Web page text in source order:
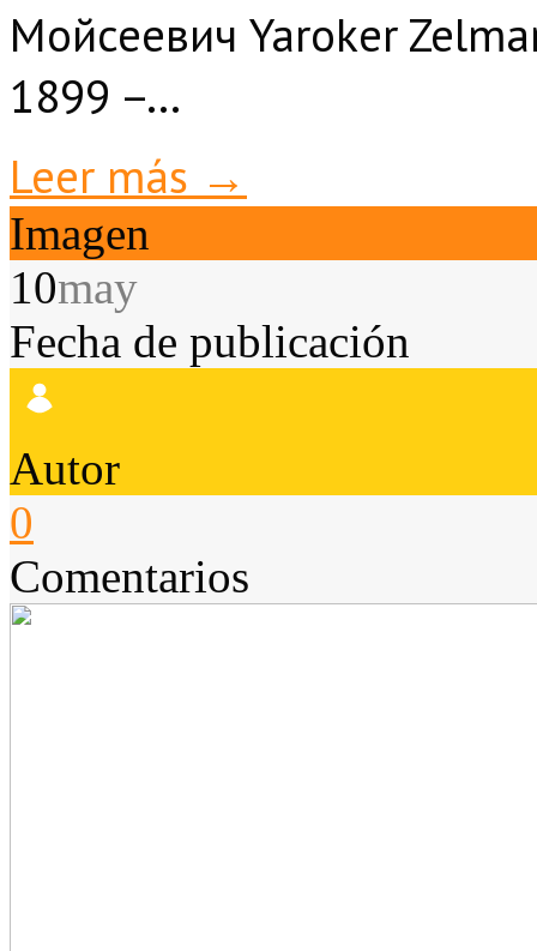
Мойсеевич Yaroker
1899 –…
Leer más →
Imagen
10may
Fecha de publicación
Autor
0
Comentarios